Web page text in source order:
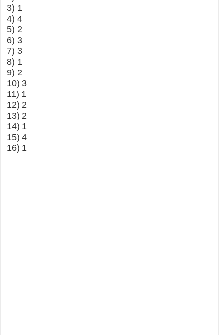
3) 1
4) 4
5) 2
6) 3
7) 3
8) 1
9) 2
10) 3
11) 1
12) 2
13) 2
14) 1
15) 4
16) 1